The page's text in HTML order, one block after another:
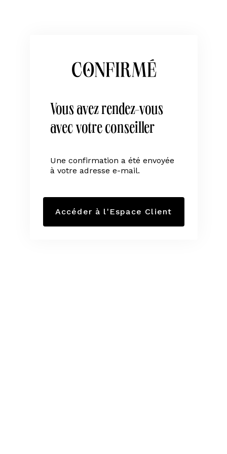
Confirmé
Vous avez rendez-vous
avec votre conseiller
Une confirmation a été envoyée
à votre adresse e-mail.
Accéder à l'Espace Client